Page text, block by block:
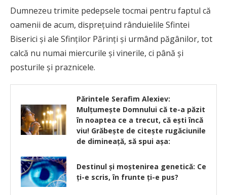
Dumnezeu trimite pedepsele tocmai pentru faptul că
oamenii de acum, dispreţuind rânduielile Sfintei
Biserici şi ale Sfinţilor Părinţi şi urmând păgânilor, tot
calcă nu numai miercurile şi vinerile, ci până şi
posturile şi praznicele.
Părintele Serafim Alexiev:
Mulțumește Domnului că te-a păzit
în noaptea ce a trecut, că ești încă
viu! Grăbește de citește rugăciunile
de dimineață, să spui așa:
Destinul și moștenirea genetică: Ce
ţi-e scris, în frunte ţi-e pus?